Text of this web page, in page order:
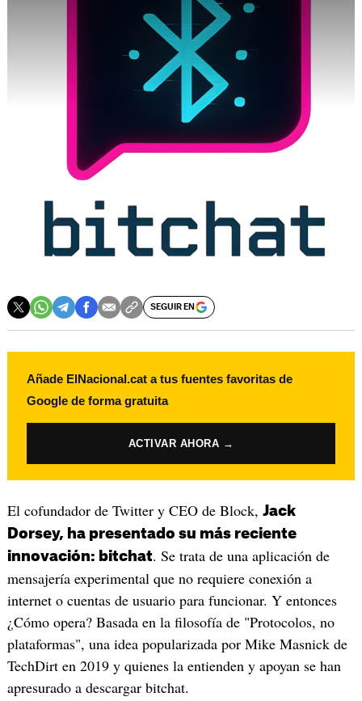
SEGUIR EN
Añade ElNacional.cat a tus fuentes favoritas de
Google de forma gratuita
ACTIVAR AHORA →
El cofundador de Twitter y CEO de Block, Jack
Dorsey, ha presentado su más reciente
innovación: bitchat. Se trata de una aplicación de
mensajería experimental que no requiere conexión a
internet o cuentas de usuario para funcionar. Y entonces
¿Cómo opera? Basada en la filosofía de "Protocolos, no
plataformas", una idea popularizada por Mike Masnick de
TechDirt en 2019 y quienes la entienden y apoyan se han
apresurado a descargar bitchat.